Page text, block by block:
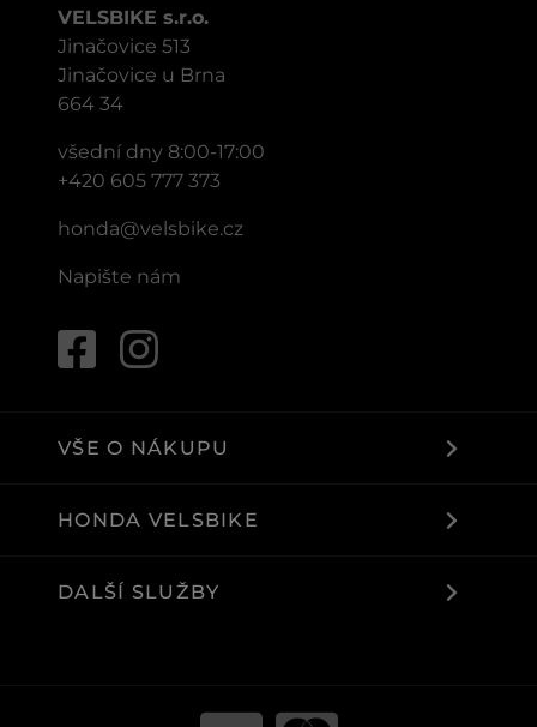
VELSBIKE s.r.o.
Jinačovice 513
Jinačovice u Brna
664 34
všední dny 8:00-17:00
+420 605 777 373
honda@velsbike.cz
Napište nám
VŠE O NÁKUPU
HONDA VELSBIKE
DALŠÍ SLUŽBY